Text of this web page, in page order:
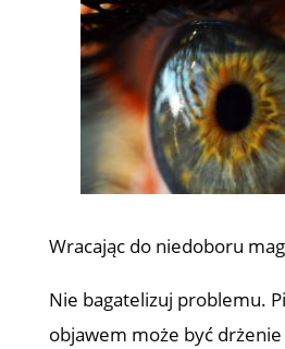
Wracając do niedoboru
Nie bagatelizuj problemu.
objawem może być